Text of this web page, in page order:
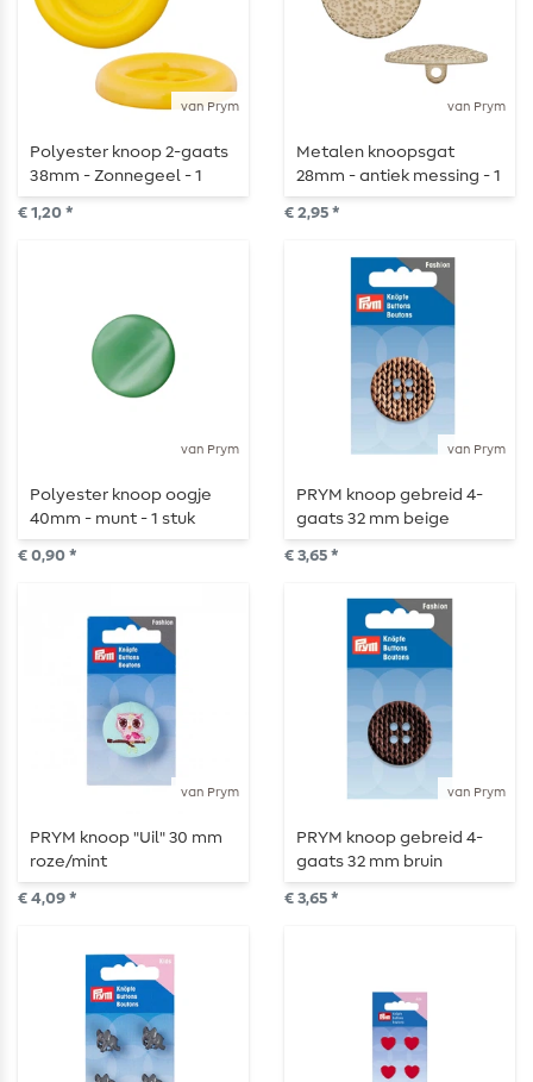
van Prym
Polyester knoop 2-gaats
38mm - Zonnegeel - 1
stuk
€ 1,20 *
van Prym
Metalen knoopsgat
28mm - antiek messing - 1
stuk
€ 2,95 *
van Prym
Polyester knoop oogje
40mm - munt - 1 stuk
€ 0,90 *
van Prym
PRYM knoop gebreid 4-
gaats 32 mm beige
€ 3,65 *
van Prym
PRYM knoop "Uil" 30 mm
roze/mint
€ 4,09 *
van Prym
PRYM knoop gebreid 4-
gaats 32 mm bruin
€ 3,65 *